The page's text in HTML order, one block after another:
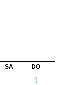
SA DO
1